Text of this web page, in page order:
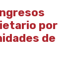
por
de